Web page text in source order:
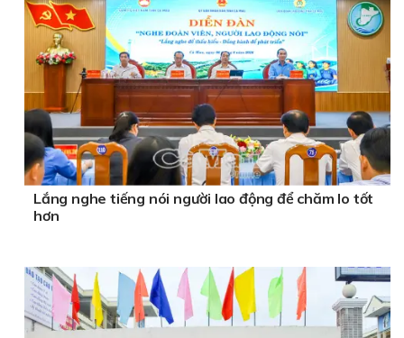
Lắng nghe tiếng nói người lao động để chăm lo tốt
hơn